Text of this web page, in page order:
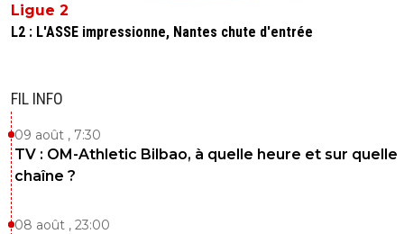
Ligue 2
L2 : L'ASSE impressionne, Nantes chute d'entrée
FIL INFO
09 août , 7:30
TV : OM-Athletic Bilbao, à quelle heure et sur quelle
chaîne ?
08 août , 23:00